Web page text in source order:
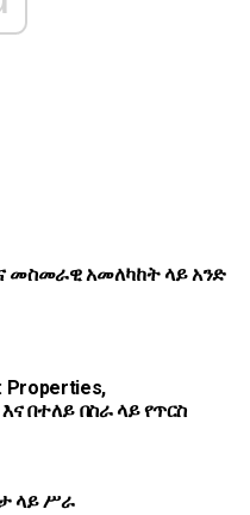
መስመራዊ አመለካከት ላይ አንድ
Properties,
በተለይ በስራ ላይ የጥርስ
ላይ ሥራ